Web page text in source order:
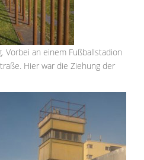
Vorbei an einem Fußballstadion
Hier war die Ziehung der